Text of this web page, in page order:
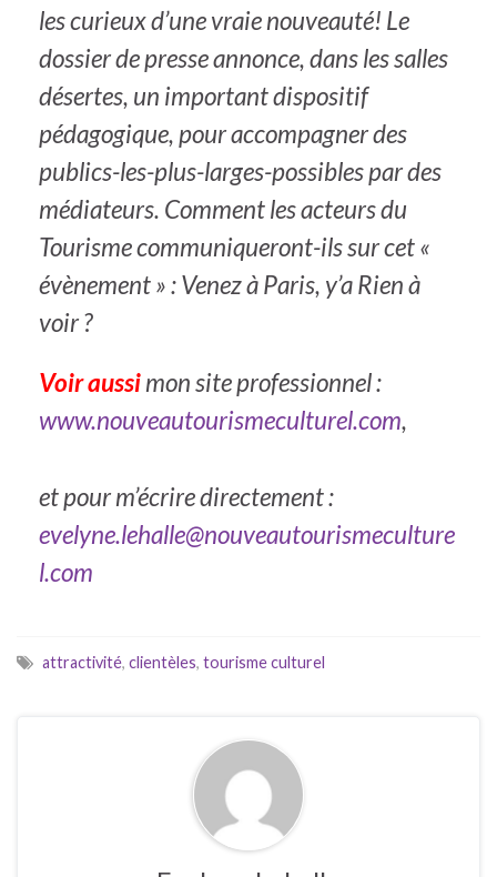
les curieux d’une vraie nouveauté! Le
dossier de presse annonce, dans les salles
désertes, un important dispositif
pédagogique, pour accompagner des
publics-les-plus-larges-possibles par des
médiateurs. Comment les acteurs du
Tourisme communiqueront-ils sur cet «
évènement » : Venez à Paris, y’a Rien à
voir ?
Voir aussimon site professionnel :
www.nouveautourismeculturel.com,
et pour m’écrire directement :
evelyne.lehalle@nouveautourismeculture
l.com
attractivité, clientèles, tourisme culturel